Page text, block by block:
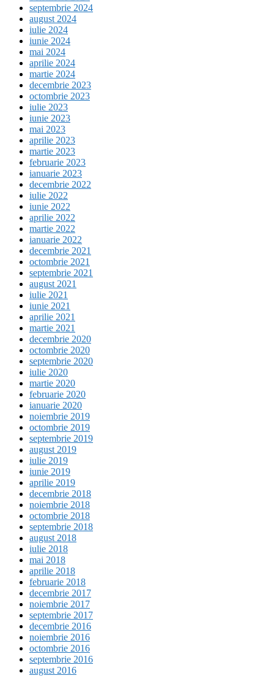
septembrie 2024
august 2024
iulie 2024
iunie 2024
mai 2024
aprilie 2024
martie 2024
decembrie 2023
octombrie 2023
iulie 2023
iunie 2023
mai 2023
aprilie 2023
martie 2023
februarie 2023
ianuarie 2023
decembrie 2022
iulie 2022
iunie 2022
aprilie 2022
martie 2022
ianuarie 2022
decembrie 2021
octombrie 2021
septembrie 2021
august 2021
iulie 2021
iunie 2021
aprilie 2021
martie 2021
decembrie 2020
octombrie 2020
septembrie 2020
iulie 2020
martie 2020
februarie 2020
ianuarie 2020
noiembrie 2019
octombrie 2019
septembrie 2019
august 2019
iulie 2019
iunie 2019
aprilie 2019
decembrie 2018
noiembrie 2018
octombrie 2018
septembrie 2018
august 2018
iulie 2018
mai 2018
aprilie 2018
februarie 2018
decembrie 2017
noiembrie 2017
septembrie 2017
decembrie 2016
noiembrie 2016
octombrie 2016
septembrie 2016
august 2016